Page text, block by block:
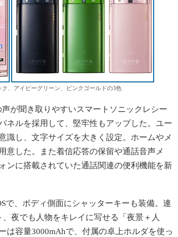
、アイビーグリーン、ピンクゴールドの3色
が聞き取りやすいスマートソニックレシー
ネルを採用して、堅牢性もアップした。ユー
識し、文字サイズを大きく設定。ホームやメ
意した。また着信応答の保留や通話音声メ
ンに搭載されていた通話関連の便利機能を新
で、ボディ側面にシャッターキーも装備。連
夜でも人物をキレイに写せる「夜景＋人
は容量3000mAhで、付属の卓上ホルダを使っ